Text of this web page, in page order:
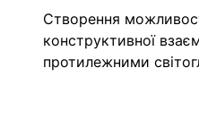
Створення
конструктивної
протилежними